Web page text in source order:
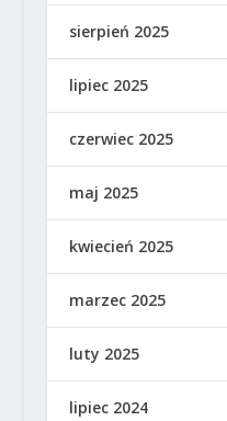
sierpień 2025
lipiec 2025
czerwiec 2025
maj 2025
kwiecień 2025
marzec 2025
luty 2025
lipiec 2024